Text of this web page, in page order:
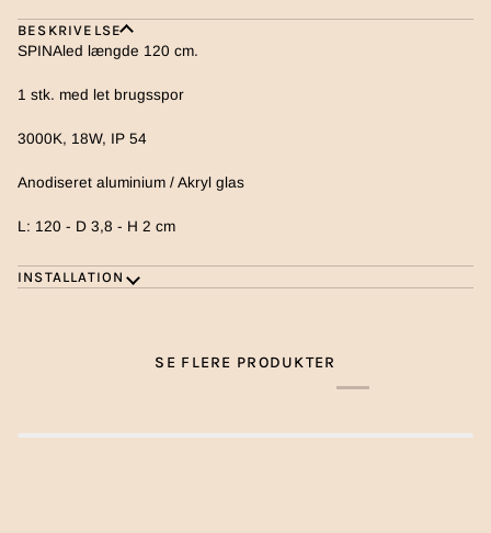
BESKRIVELSE
SPINAled længde 120 cm.
1 stk. med let brugsspor
3000K, 18W, IP 54
Anodiseret aluminium / Akryl glas
L: 120 - D 3,8 - H 2 cm
INSTALLATION
SE FLERE PRODUKTER